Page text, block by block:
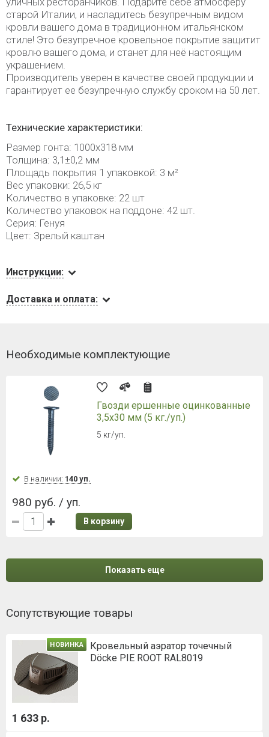
старой Италии, и насладитесь безупречным видом
кровли вашего дома в традиционном итальянском
стиле! Это безупречное кровельное покрытие защитит
кровлю вашего дома, и станет для неё настоящим
украшением.
Производитель уверен в качестве своей продукции и
гарантирует ее безупречную службу сроком на 50 лет.
Технические характеристики:
Размер гонта: 1000х318 мм
Толщина: 3,1±0,2 мм
Площадь покрытия 1 упаковкой: 3 м²
Вес упаковки: 26,5 кг
Количество в упаковке: 22 шт
Количество упаковок на поддоне: 42 шт.
Серия: Генуя
Цвет: Зрелый каштан
Инструкции:
Доставка и оплата:
Необходимые комплектующие
Гвозди ершенные оцинкованные
3,5х30 мм (5 кг./уп.)
5 кг/уп.
В наличии: 140 уп.
980 руб. / уп.
В корзину
Показать еще
Сопутствующие товары
НОВИНКА
Кровельный аэратор точечный
Döcke PIE ROOT RAL8019
1 633 р.